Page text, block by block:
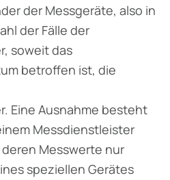
der Messgeräte, also in
der Fälle der
soweit das
betroffen ist, die
Eine Ausnahme besteht
Messdienstleister
Messwerte nur
speziellen Gerätes